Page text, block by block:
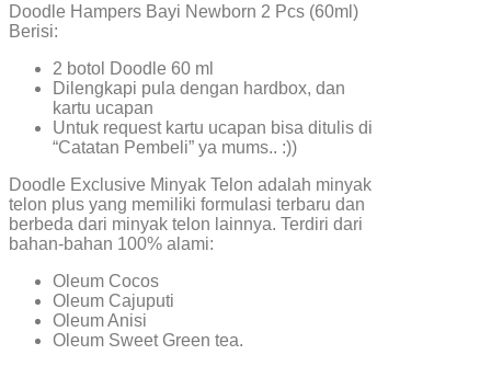
Doodle Hampers Bayi Newborn 2 Pcs (60ml)
Berisi:
2 botol Doodle 60 ml
Dilengkapi pula dengan hardbox, dan
kartu ucapan
Untuk request kartu ucapan bisa ditulis di
“Catatan Pembeli” ya mums.. :))
Doodle Exclusive Minyak Telon adalah minyak
telon plus yang memiliki formulasi terbaru dan
berbeda dari minyak telon lainnya. Terdiri dari
bahan-bahan 100% alami:
Oleum Cocos
Oleum Cajuputi
Oleum Anisi
Oleum Sweet Green tea.